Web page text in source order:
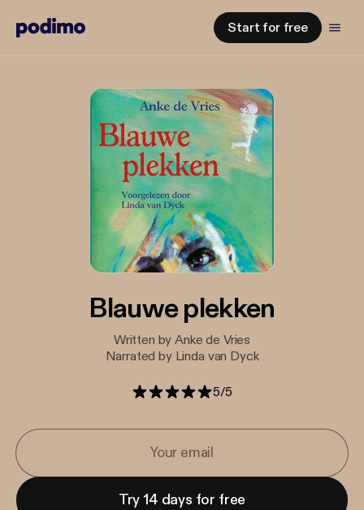
Start for free
Blauwe plekken
Written by Anke de Vries
Narrated by Linda van Dyck
5/5
Try 14 days for free